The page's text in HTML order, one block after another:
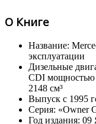
О Книге
Название:
эксплуатации
Дизельные
CDI мощностью
2148 см³
Выпуск с 1995
Серия: «Owner
Год издания: 09